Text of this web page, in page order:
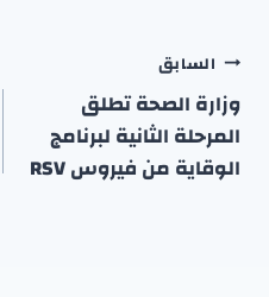
تصفّح
المقالات
السابق
وزارة الصحة تطلق
المرحلة الثانية لبرنامج
الوقاية من فيروس RSV